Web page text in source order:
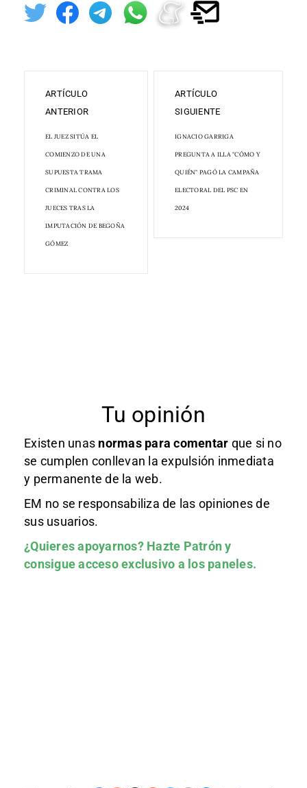
ARTÍCULO
ANTERIOR
EL JUEZ SITÚA EL
COMIENZO DE UNA
SUPUESTA TRAMA
CRIMINAL CONTRA LOS
JUECES TRAS LA
IMPUTACIÓN DE BEGOÑA
GÓMEZ
ARTÍCULO
SIGUIENTE
IGNACIO GARRIGA
PREGUNTA A ILLA "CÓMO Y
QUIÉN" PAGÓ LA CAMPAÑA
ELECTORAL DEL PSC EN
2024
Tu opinión
Existen unas normas para comentar que si no
se cumplen conllevan la expulsión inmediata
y permanente de la web.
EM no se responsabiliza de las opiniones de
sus usuarios.
¿Quieres apoyarnos? Hazte Patróny
consigue acceso exclusivo a los paneles.